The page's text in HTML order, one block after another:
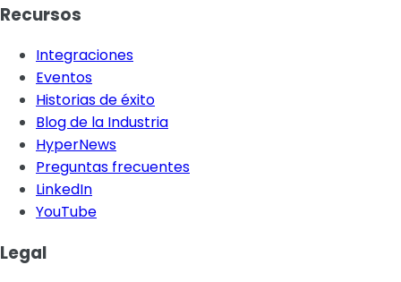
Recursos
Integraciones
Eventos
Historias de éxito
Blog de la Industria
HyperNews
Preguntas frecuentes
LinkedIn
YouTube
Legal